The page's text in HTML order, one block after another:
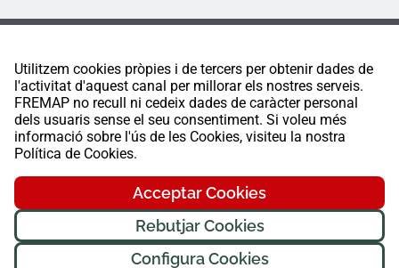
Utilitzem cookies pròpies i de tercers per obtenir dades de
l'activitat d'aquest canal per millorar els nostres serveis.
FREMAP no recull ni cedeix dades de caràcter personal
dels usuaris sense el seu consentiment. Si voleu més
informació sobre l'ús de les Cookies, visiteu la nostra
Política de Cookies.
Acceptar Cookies
Rebutjar Cookies
Configura Cookies
FREMAP Ⓒ Tots els drets reservats